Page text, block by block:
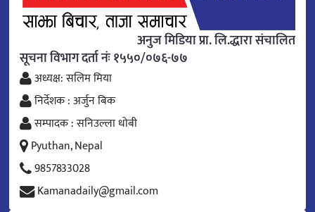
अनुज मिडिया प्रा. लि.द्धारा संचालित
सूचना विभाग दर्ता नंः १५५०/०७६-७७
अध्यक्ष: सलिम मिया
निर्देशक : अर्जुन बिक
सम्पादक : सनिउल्ला धोबी
Pyuthan, Nepal
9857833028
Kamanadaily@gmail.com